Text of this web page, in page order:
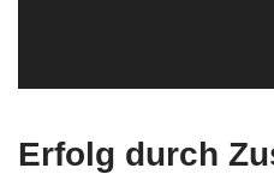
Erfolg durch